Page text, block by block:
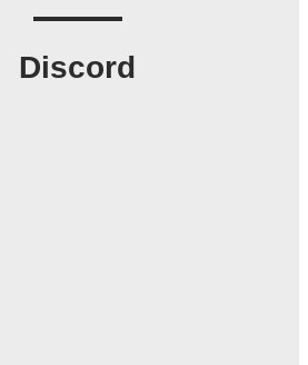
Discord